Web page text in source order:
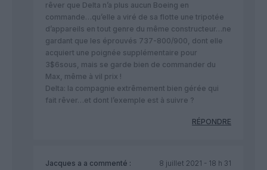
rêver que Delta n’a plus aucun Boeing en
commande…qu’elle a viré de sa flotte une tripotée
d’appareils en tout genre du même constructeur…ne
gardant que les éprouvés 737-800/900, dont elle
acquiert une poignée supplémentaire pour
3$6sous, mais se garde bien de commander du
Max, même à vil prix !
Delta: la compagnie extrêmement bien gérée qui
fait rêver…et dont l’exemple est à suivre ?
RÉPONDRE
Jacques a a commenté :
8 juillet 2021 - 18 h 31